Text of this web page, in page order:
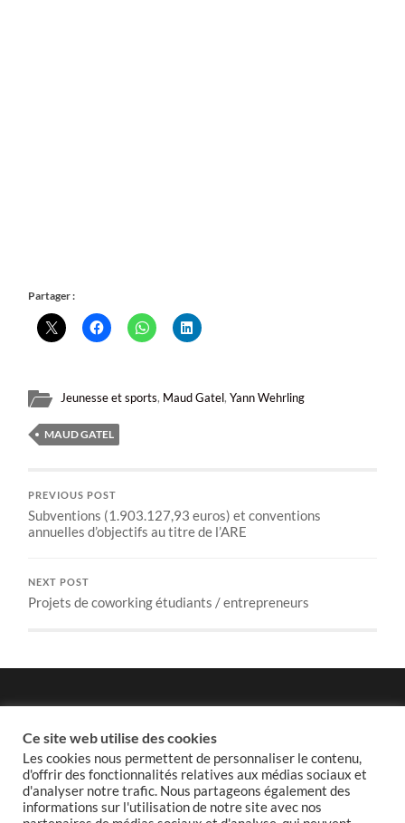
Partager :
Jeunesse et sports, Maud Gatel,Yann Wehrling
MAUD GATEL
PREVIOUS POST
Subventions (1.903.127,93 euros) et conventions
annuelles d’objectifs au titre de l’ARE
NEXT POST
Projets de coworking étudiants / entrepreneurs
Politique de cookies
Ce site web utilise des cookies
Les cookies nous permettent de personnaliser le contenu,
d'offrir des fonctionnalités relatives aux médias sociaux et
d'analyser notre trafic. Nous partageons également des
informations sur l'utilisation de notre site avec nos